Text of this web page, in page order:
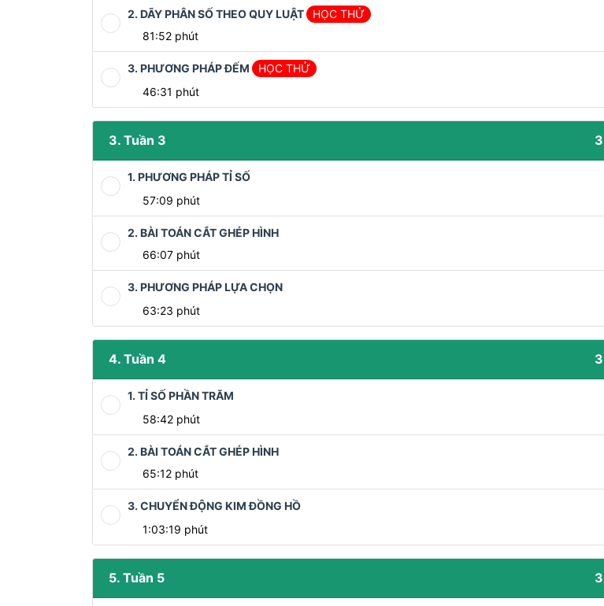
2. DÃY PHÂN SỐ THEO QUY LUẬT
HỌC THỬ
81:52 phút
3. PHƯƠNG PHÁP ĐẾM
HỌC THỬ
46:31 phút
3. Tuần 3
1. PHƯƠNG PHÁP TỈ SỐ
57:09 phút
2. BÀI TOÁN CẮT GHÉP HÌNH
66:07 phút
3. PHƯƠNG PHÁP LỰA CHỌN
63:23 phút
4. Tuần 4
1. TỈ SỐ PHẦN TRĂM
58:42 phút
2. BÀI TOÁN CẮT GHÉP HÌNH
65:12 phút
3. CHUYỂN ĐỘNG KIM ĐỒNG HỒ
1:03:19 phút
5. Tuần 5